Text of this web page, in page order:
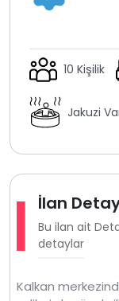
10 Kişilik
Jakuzi
İlan
Bu ilan ait
detaylar
Kalkan